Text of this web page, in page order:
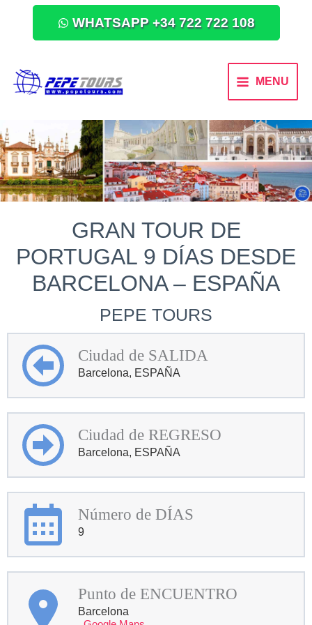
WHATSAPP +34 722 722 108
MENU
GRAN TOUR DE
PORTUGAL 9 DÍAS DESDE
BARCELONA – ESPAÑA
PEPE TOURS
Ciudad de SALIDA
Barcelona, ESPAÑA
Ciudad de REGRESO
Barcelona, ESPAÑA
Número de DÍAS
9
Punto de ENCUENTRO
Barcelona